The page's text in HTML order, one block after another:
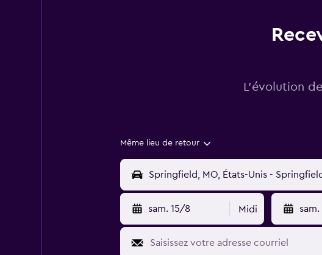
L’évolution
Même lieu de retour
sam. 15/8 Midi